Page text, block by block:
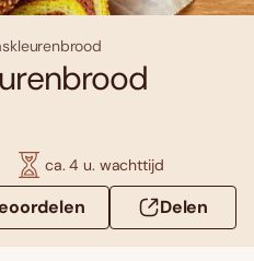
ca. 4 u. wachttijd
Delen